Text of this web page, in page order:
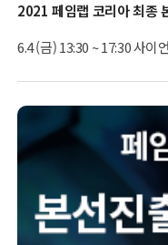
2021 페임랩 코리아 최종
6.4 (금) 13:30 ~ 17:30 사이